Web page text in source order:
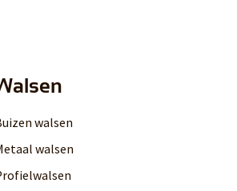
walsen
walsen